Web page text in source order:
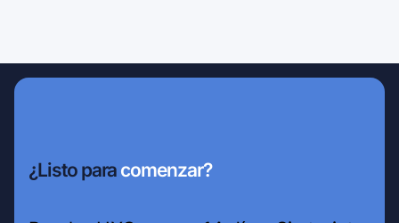
¿Listo para comenzar?